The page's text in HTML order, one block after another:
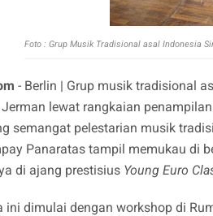
Foto : Grup Musik Tradisional asal Indonesia
- Berlin | Grup musik tradisional
lewat rangkaian
semangat pelestarian musik
Panaratas tampil memukau di
di ajang prestisius Young Euro
ini dimulai dengan workshop di